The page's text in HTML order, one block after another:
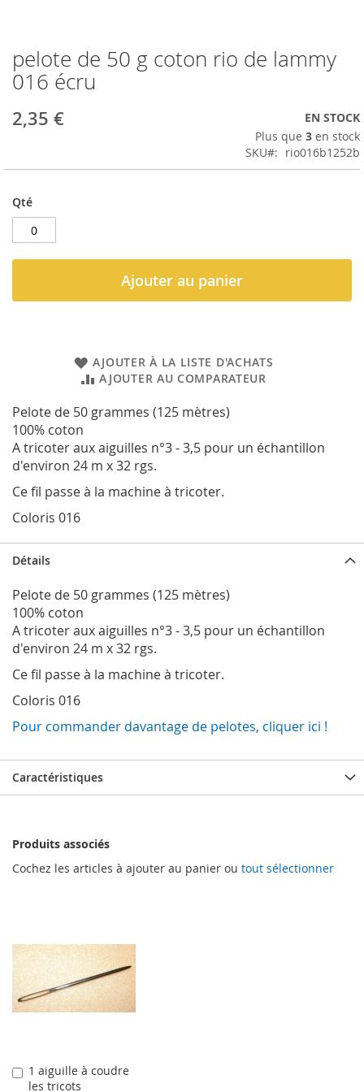
Passer
au
début
la
pelote de 50 g coton rio de lammy
016 écru
2,35 €
EN STOCK
Plus que 3 en stock
SKU
rio016b1252b
Qté
Ajouter au panier
AJOUTER À LA LISTE D'ACHATS
AJOUTER AU COMPARATEUR
Pelote de 50 grammes (125 mètres)
100% coton
A tricoter aux aiguilles n°3 - 3,5 pour un échantillon
d'environ 24 m x 32 rgs.
Ce fil passe à la machine à tricoter.
Coloris 016
Détails
Pelote de 50 grammes (125 mètres)
100% coton
A tricoter aux aiguilles n°3 - 3,5 pour un échantillon
d'environ 24 m x 32 rgs.
Ce fil passe à la machine à tricoter.
Coloris 016
Pour commander davantage de pelotes, cliquer ici !
Caractéristiques
Produits associés
Cochez les articles à ajouter au panier ou tout sélectionner
1 aiguille à coudre
les tricots
Ajouter
au